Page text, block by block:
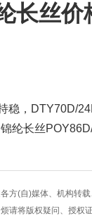
长丝价
稳，DTY70D/
纶长丝
方(自)媒体、机构转
请将版权疑问、授权